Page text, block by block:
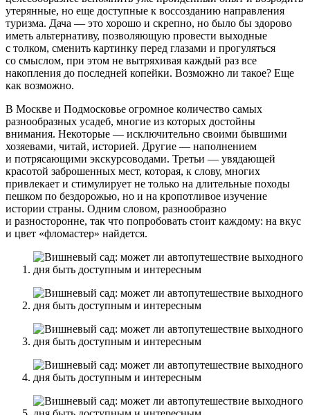
утерянные, но еще доступные к воссозданию направления
туризма. Дача — это хорошо и скрепно, но было бы здорово
иметь альтернативу, позволяющую провести выходные
с толком, сменить картинку перед глазами и прогуляться
со смыслом, при этом не вытряхивая каждый раз все
накопления до последней копейки. Возможно ли такое? Еще
как возможно.
В Москве и Подмосковье огромное количество самых
разнообразных усадеб, многие из которых достойны
внимания. Некоторые — исключительно своими бывшими
хозяевами, читай, историей. Другие — наполнением
и потрясающими экскурсоводами. Третьи — увядающей
красотой заброшенных мест, которая, к слову, многих
привлекает и стимулирует не только на длительные походы
пешком по бездорожью, но и на кропотливое изучение
истории страны. Одним словом, разнообразно
и разносторонне, так что попробовать стоит каждому: на вкус
и цвет «фломастер» найдется.